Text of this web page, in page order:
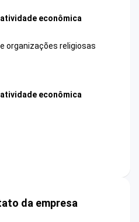
econômica
organizações religiosas
econômica
da empresa